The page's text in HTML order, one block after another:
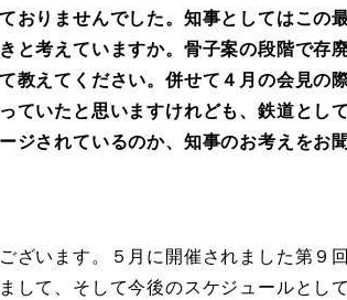
おりませんでした。知事としてはこの
と考えていますか。骨子案の段階で存
教えてください。併せて４月の会見の
ていたと思いますけれども、鉄道とし
ジされているのか、知事のお考えをお
ざいます。５月に開催されました第９
して、そして今後のスケジュールとし